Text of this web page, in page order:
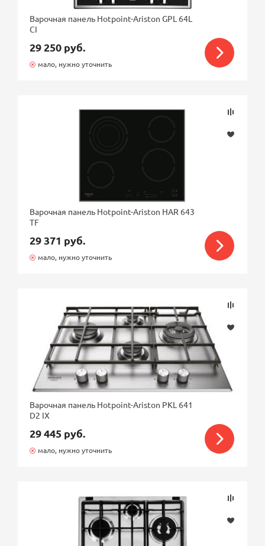
Варочная панель Hotpoint-Ariston GPL 64L
CI
29 250 руб.
мало, нужно уточнить
Варочная панель Hotpoint-Ariston HAR 643
TF
29 371 руб.
мало, нужно уточнить
Варочная панель Hotpoint-Ariston PKL 641
D2 IX
29 445 руб.
мало, нужно уточнить